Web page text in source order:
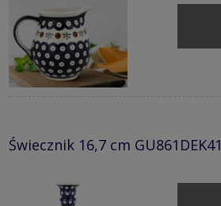
Świecznik 16,7 cm GU861DEK41